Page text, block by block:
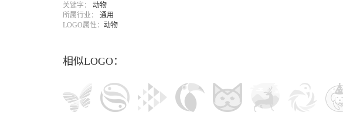
关键字： 动物
所属行业： 通用
LOGO属性： 动物
相似LOGO：